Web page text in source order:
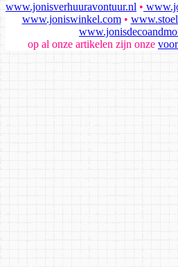
www.jonisverhuuravontuur.nl •
www.joniswinkel.com•
op al onze artikelen zijn onze